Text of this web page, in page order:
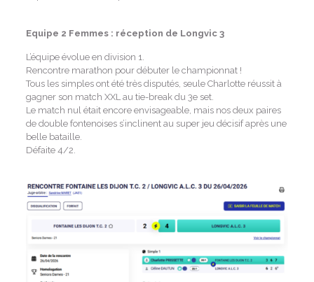
Equipe 2 Femmes : réception de Longvic 3
L’équipe évolue en division 1.
Rencontre marathon pour débuter le championnat !
Tous les simples ont été très disputés, seule Charlotte réussit à
gagner son match XXL au tie-break du 3e set.
Le match nul était encore envisageable, mais nos deux paires
de double fontenoises s’inclinent au super jeu décisif après une
belle bataille.
Défaite 4/2.